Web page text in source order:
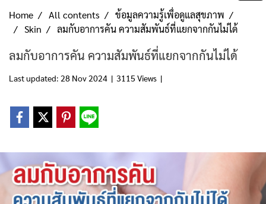
Home All contents
ข้อมูลความรู้เพื่อดูแลสุขภาพ
Skin
ลมกับอาการคัน ความสัมพันธ์ที่แยกจากกันไม่ได้
ลมกับอาการคัน ความสัมพันธ์ที่แยกจากกันไม่ได้
Last updated: 28 Nov 2024 | 3115 Views |